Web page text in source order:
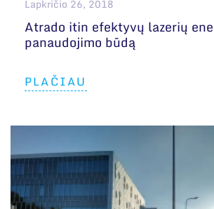
Lapkričio 26, 2018
Atrado itin efektyvų lazerių
panaudojimo būdą
PLAČIAU